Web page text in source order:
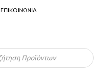
ΕΠΙΚΟΙΝΩΝΙΑ